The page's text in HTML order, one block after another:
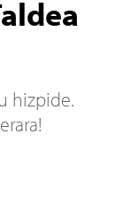
hizpide.